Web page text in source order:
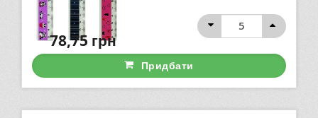
78,75 грн
Придбати